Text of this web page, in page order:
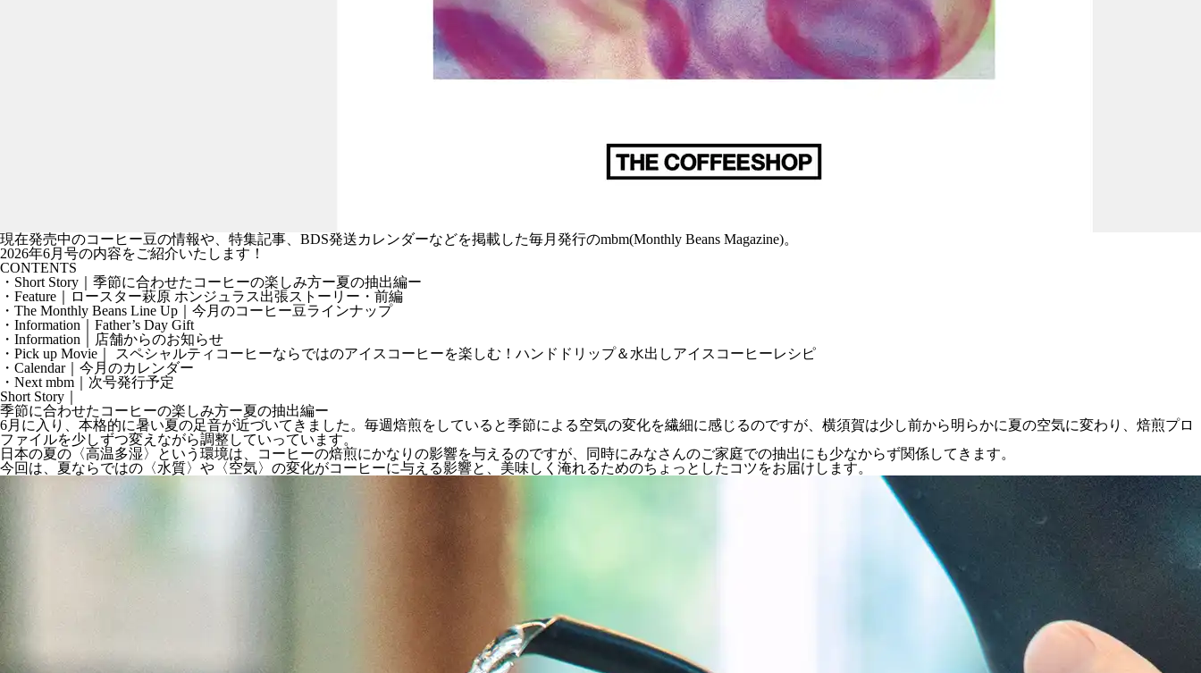
現在発売中のコーヒー豆の情報や、特集記事、BDS発送カレンダーなどを掲載した毎月発行のmbm(Monthly Beans Magazine)。
2026年6月号の内容をご紹介いたします！
CONTENTS
・Short Story｜季節に合わせたコーヒーの楽しみ方ー夏の抽出編ー
・Feature｜ロースター萩原 ホンジュラス出張ストーリー・前編
・The Monthly Beans Line Up｜今月のコーヒー豆ラインナップ
・Information｜Father’s Day Gift
・Information｜店舗からのお知らせ
・Pick up Movie｜ スペシャルティコーヒーならではのアイスコーヒーを楽しむ！ハンドドリップ＆水出しアイスコーヒーレシピ
・Calendar｜今月のカレンダー
・Next mbm｜次号発行予定
Short Story｜
季節に合わせたコーヒーの楽しみ方ー夏の抽出編ー
6月に入り、本格的に暑い夏の足音が近づいてきました。毎週焙煎をしていると季節による空気の変化を繊細に感じるのですが、横須賀は少し前から明らかに夏の空気に変わり、焙煎プロ
ファイルを少しずつ変えながら調整していっています。
日本の夏の〈高温多湿〉という環境は、コーヒーの焙煎にかなりの影響を与えるのですが、同時にみなさんのご家庭での抽出にも少なからず関係してきます。
今回は、夏ならではの〈水質〉や〈空気〉の変化がコーヒーに与える影響と、美味しく淹れるためのちょっとしたコツをお届けします。